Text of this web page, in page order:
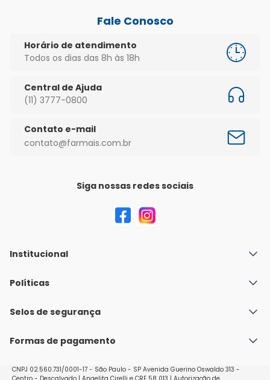
Fale Conosco
Horário de atendimento
Todos os dias das 8h às 18h
Central de Ajuda
(11) 3777-0800
Contato e-mail
contato@farmais.com.br
Siga nossas redes sociais
Institucional
Quem Somos
Nossas lojas
Políticas
Política de Envio
Políticas de Trocas e Devoluções
Selos de segurança
Formas de pagamento
CNPJ 02.560.731/0001-17 - São Paulo - SP Avenida Guerino Oswaldo 313 -